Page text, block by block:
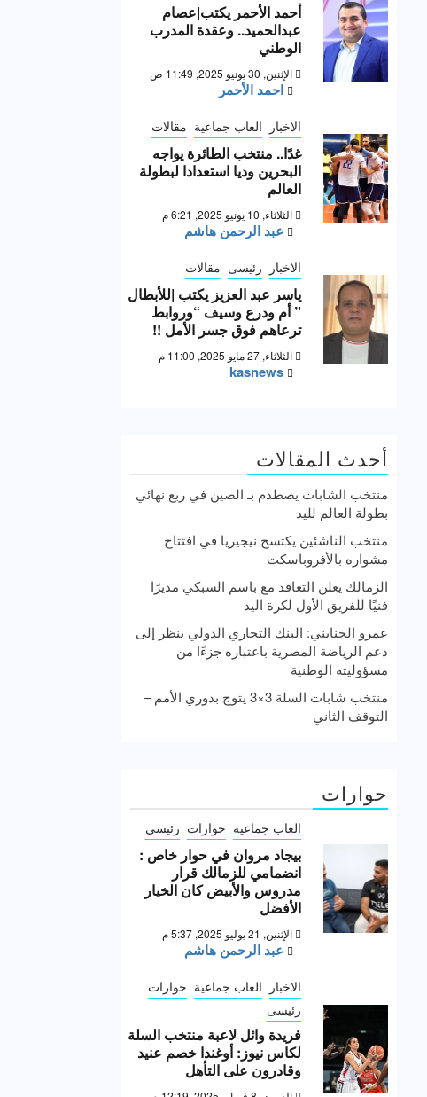
أحمد الأحمر يكتب|عصام
عبدالحميد.. وعقدة المدرب
الوطني
الإثنين, 30 يونيو 2025, 11:49 ص
احمد الأحمر
الاخبار العاب جماعية مقالات
غدًا.. منتخب الطائرة يواجه
البحرين وديا استعدادا لبطولة
العالم
الثلاثاء, 10 يونيو 2025, 6:21 م
عبد الرحمن هاشم
الاخبار رئيسى مقالات
ياسر عبد العزيز يكتب |للأبطال
” أم ودرع وسيف “وروابط
ترعاهم فوق جسر الأمل !!
الثلاثاء, 27 مايو 2025, 11:00 م
kasnews
أحدث المقالات
منتخب الشابات يصطدم بـ الصين في ربع نهائي
بطولة العالم لليد
منتخب الناشئين يكتسح نيجيريا في افتتاح
مشواره بالأفروباسكت
الزمالك يعلن التعاقد مع باسم السبكي مديرًا
فنيًا للفريق الأول لكرة اليد
عمرو الجنايني: البنك التجاري الدولي ينظر إلى
دعم الرياضة المصرية باعتباره جزءًا من
مسؤوليته الوطنية
منتخب شابات السلة 3×3 يتوج بدوري الأمم –
التوقف الثاني
حوارات
العاب جماعية حوارات رئيسى
بيجاد مروان في حوار خاص :
انضمامي للزمالك قرار
مدروس والأبيض كان الخيار
الأفضل
الإثنين, 21 يوليو 2025, 5:37 م
عبد الرحمن هاشم
الاخبار العاب جماعية حوارات
رئيسى
فريدة وائل لاعبة منتخب السلة
لكاس نيوز: أوغندا خصم عنيد
وقادرون على التأهل